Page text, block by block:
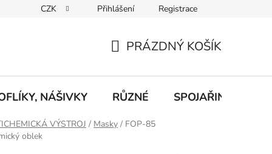
Podmínky ochrany osobních údajů
CZK Přihlášení Registrace
KOŠÍK
PRÁZDNÝ KOŠÍK
NÁŠIVKY RŮZNÉ SPOJAŘINA,
VÝSTROJ / Masky / FOP-85
oblek